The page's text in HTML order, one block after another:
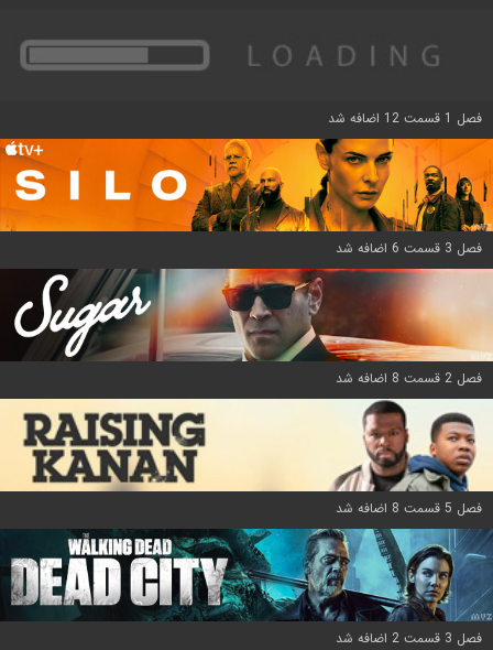
فصل 1 قسمت 12 اضافه شد
فصل 3 قسمت 6 اضافه شد
فصل 2 قسمت 8 اضافه شد
فصل 5 قسمت 8 اضافه شد
فصل 3 قسمت 2 اضافه شد